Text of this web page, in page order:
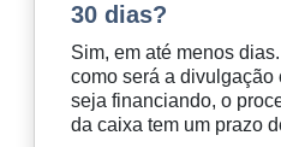
30 dias?
Sim, em até menos
como será a divulgação
seja financiando, o
da caixa tem um prazo